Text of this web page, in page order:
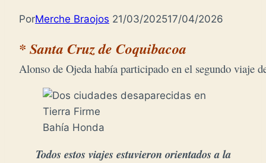
PorMerche Braojos 21/03/202517/04/2026
Alonso de Ojeda había participado en el segundo viaje
Bahía Honda
Todos estos viajes estuvieron orientados a la